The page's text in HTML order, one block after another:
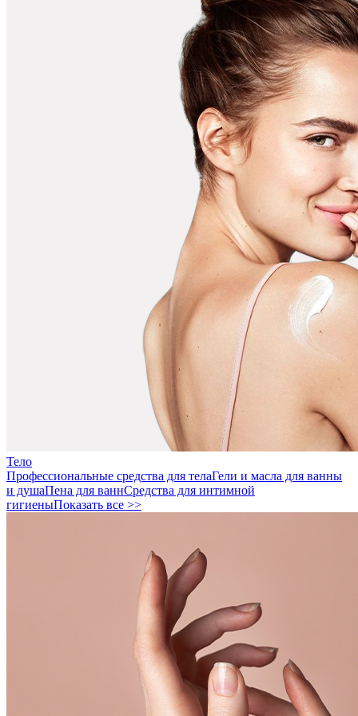
Тело
Профессиональные средства для телаГели и масла для ванны
и душаПена для ваннСредства для интимной
гигиеныПоказать все >>